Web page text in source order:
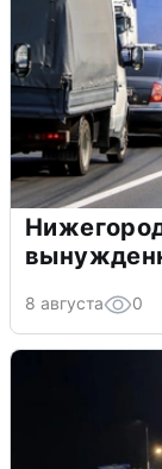
8 августа 0